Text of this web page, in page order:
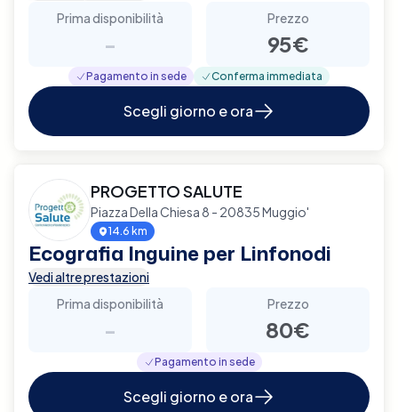
Prima disponibilità
-
Prezzo
95€
Pagamento in sede Conferma immediata
Scegli giorno e ora
PROGETTO SALUTE
Piazza Della Chiesa 8 - 20835 Muggio'
14.6 km
Ecografia Inguine per Linfonodi
Vedi altre prestazioni
Prima disponibilità
-
Prezzo
80€
Pagamento in sede
Scegli giorno e ora